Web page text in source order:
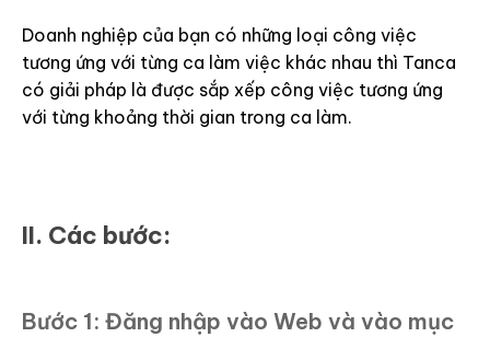
Doanh nghiệp của bạn có những loại công việc
tương ứng với từng ca làm việc khác nhau thì Tanca
có giải pháp là được sắp xếp công việc tương ứng
với từng khoảng thời gian trong ca làm.
II. Các bước:
Bước 1: Đăng nhập vào Web và vào mục